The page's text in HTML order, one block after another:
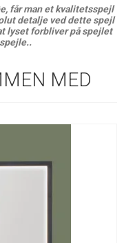
får man et kvalitetsspejl
detalje ved dette spejl
lyset forbliver på spejlet
MED